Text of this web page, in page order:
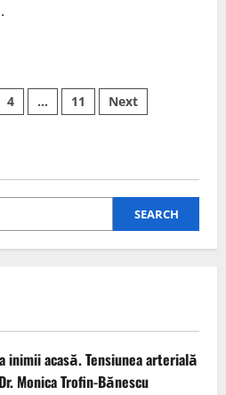
4 … 11 Next
SEARCH
acasă. Tensiunea arterială
Monica Trofin-Bănescu